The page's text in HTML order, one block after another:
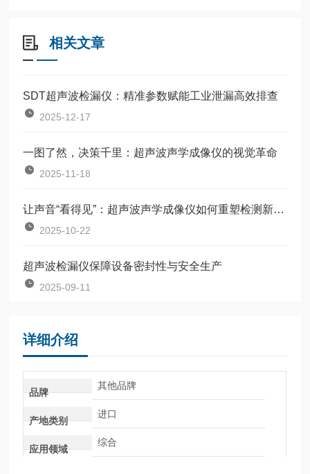
相关文章
SDT超声波检漏仪：精准参数赋能工业泄漏高效排查
2025-12-17
一图了然，决策千里：超声波声学成像仪的视觉革命
2025-11-18
让声音“看得见”：超声波声学成像仪如何重塑检测新逻辑？
2025-10-22
超声波检漏仪保障设备密封性与安全生产
2025-09-11
详细介绍
品牌
其他品牌
产地类别
进口
应用领域
综合